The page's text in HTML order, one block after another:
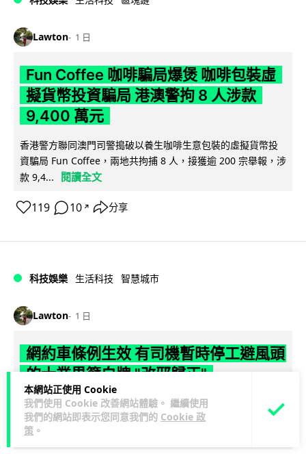
本網站正使用 Cookie
我們使用 Cookie 改善網站體驗。 繼續使用
我們的網站即表示您同意我們的 Cookie 政
策 。
Lawton 1 日
Fun Coffee 咖啡騙局爆煲 咖啡包裝虛
擬貨幣投資騙局 港澳警拘 8 人涉款
9,400 萬元
香港警方聯同澳門司警搗破以養生咖啡生意包裝的虛擬貨幣投
資騙局 Fun Coffee，兩地共拘捕 8 人，接獲逾 200 宗舉報，涉
款 9,4...
閱讀全文
119 10 ↗ 分享
科技娛樂 生活科技 智慧城市
Lawton 1 日
網約車條例生效 有司機暫時停工避風頭
的士業界籲白牌 "改邪歸正"
規管網約車法例大部分條文已於 8 月 3 日生效，的士業界就期
望白牌車司機，能夠「改邪歸正」回流駕駛的士。新例大幅提
高罰則，首次定罪最高罰款...